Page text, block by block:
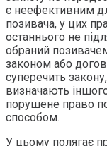
є неефективним
позивача, у цих
останнього не
обраний
законом або
суперечить
визначають
порушене право
способом.
У цьому полягає